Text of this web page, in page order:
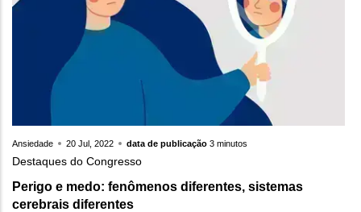
Ansiedade 20 Jul, 2022 data de publicação 3 minutos
Destaques do Congresso
Perigo e medo: fenômenos diferentes, sistemas
cerebrais diferentes